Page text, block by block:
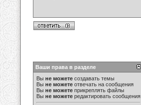
Ваши права в разделе
Вы не можете создавать темы
Вы не можете отвечать на сообщения
Вы не можете прикреплять файлы
Вы не можете редактировать сообщения